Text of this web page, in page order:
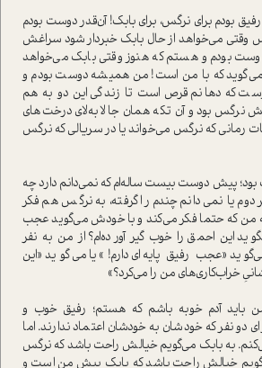
بودم برای نرگس، برای بابک! آن‌قدر دوست بودم
وقتی می‌خواهد از حال بابک خبردار شود سراغش
دوست بودم و هستم که هنوز وقتی بابک می‌خواهد
می‌گوید که با من است! من همیشه دوست بودم و
که دهانم قرص است تا زندگی این دو به هم
نرگس بود و آن تکه همان جا لابه‌لای درخت‌های
رمانی که نرگس می‌خواند یا در سریالی که نرگس
بود؛ پیش دوست بیست ساله‌ام که نمی‌دانم دارد چه
دوم یا نمی‌دانم چندم را گرفته، به نرگس هم فکر
من که حتما فکر می‌کند و با خودش می‌گوید عجب
این احمق را خوب گیر آورده‌ام؟ از من به نفر
«عجب رفیق پایه‌ای دارم!» یا می‌گوید «این
خراب‌کاری‌های من را می‌کرد؟»
باید آدم خوبه باشم که هستم؛ رفیق خوب و
دو نفر که خودشان به خودشان اعتماد ندارند. اما
به بابک می‌گویم خیالش راحت باشد که نرگس
خیالش راحت باشد که بابک پیش من است و